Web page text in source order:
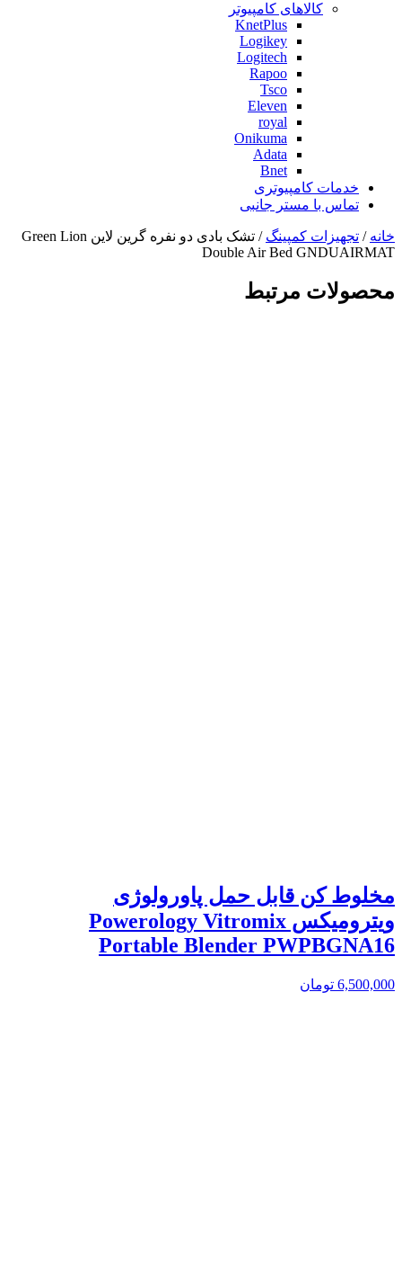
کالاهای کامپیوتر
KnetPlus
Logikey
Logitech
Rapoo
Tsco
Eleven
royal
Onikuma
Adata
Bnet
خدمات کامپیوتری
تماس با مستر جانبی
خانه / تجهیزات کمپینگ
/ تشک بادی دو نفره گرین لاین Green Lion
Double Air Bed GNDUAIRMAT
محصولات مرتبط
مخلوط کن قابل حمل پاورولوژی
ویترومیکس Powerology Vitromix
Portable Blender PWPBGNA16
6,500,000 تومان